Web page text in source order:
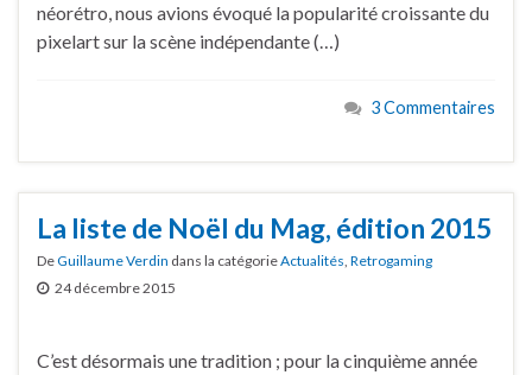
néorétro, nous avions évoqué la popularité croissante du
pixelart sur la scène indépendante (…)
3 Commentaires
La liste de Noël du Mag, édition 2015
DeGuillaume Verdin dans la catégorieActualités Retrogaming
24 décembre 2015
C’est désormais une tradition ; pour la cinquième année